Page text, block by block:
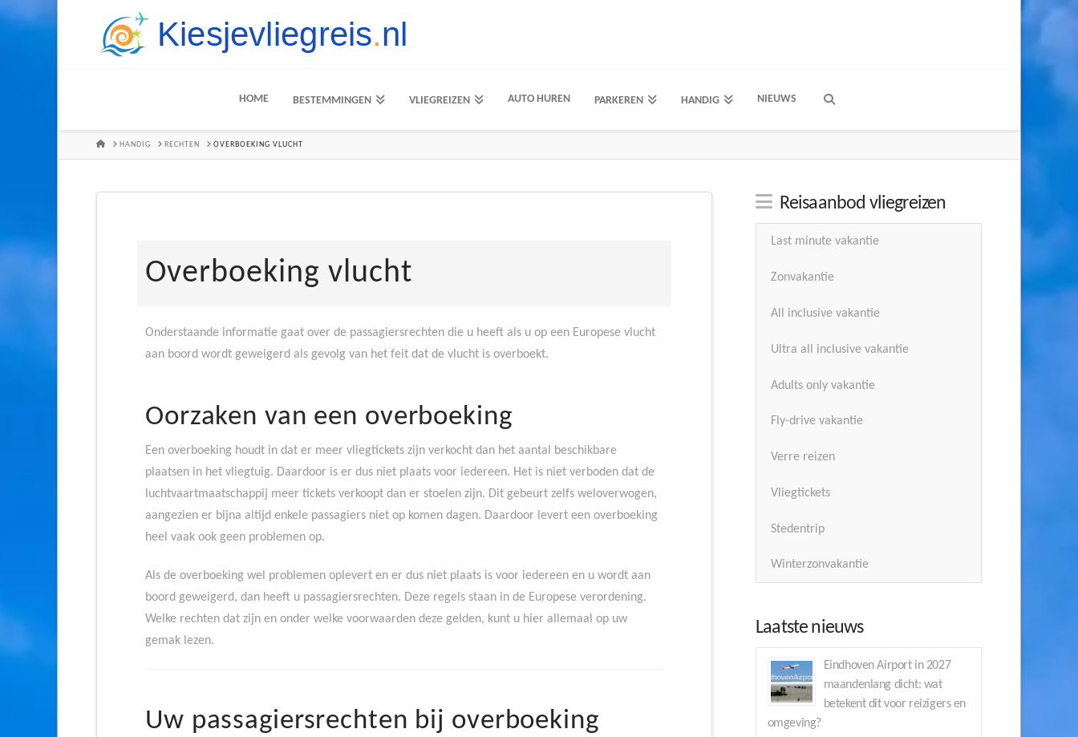
HOME BESTEMMINGEN VLIEGREIZEN AUTO HUREN PARKEREN HANDIG NIEUWS
HOMEHANDIG RECHTEN OVERBOEKING VLUCHT
Overboeking vlucht
Onderstaande informatie gaat over de passagiersrechten die u heeft als u op een Europese vlucht
aan boord wordt geweigerd als gevolg van het feit dat de vlucht is overboekt.
Oorzaken van een overboeking
Een overboeking houdt in dat er meer vliegtickets zijn verkocht dan het aantal beschikbare
plaatsen in het vliegtuig. Daardoor is er dus niet plaats voor iedereen. Het is niet verboden dat de
luchtvaartmaatschappij meer tickets verkoopt dan er stoelen zijn. Dit gebeurt zelfs weloverwogen,
aangezien er bijna altijd enkele passagiers niet op komen dagen. Daardoor levert een overboeking
heel vaak ook geen problemen op.
Als de overboeking wel problemen oplevert en er dus niet plaats is voor iedereen en u wordt aan
boord geweigerd, dan heeft u passagiersrechten. Deze regels staan in de Europese verordening.
Welke rechten dat zijn en onder welke voorwaarden deze gelden, kunt u hier allemaal op uw
gemak lezen.
Uw passagiersrechten bij overboeking
Reisaanbod vliegreizen
Last minute vakantie
Zonvakantie
All inclusive vakantie
Ultra all inclusive vakantie
Adults only vakantie
Fly-drive vakantie
Verre reizen
Vliegtickets
Stedentrip
Winterzonvakantie
Laatste nieuws
Eindhoven Airport in 2027
maandenlang dicht: wat
betekent dit voor reizigers en
omgeving?